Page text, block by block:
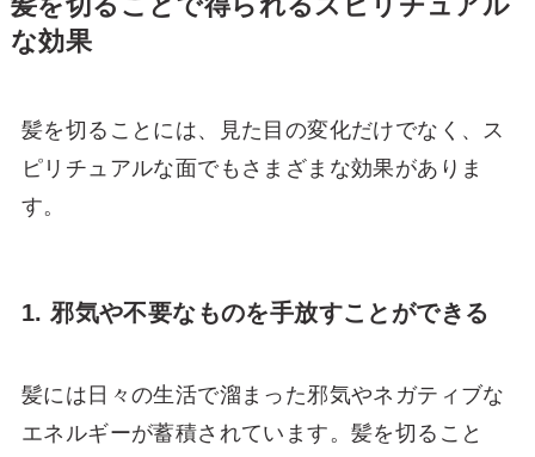
髪を切ることで得られるスピリチュアル
な効果
髪を切ることには、見た目の変化だけでなく、ス
ピリチュアルな面でもさまざまな効果がありま
す。
1. 邪気や不要なものを手放すことができる
髪には日々の生活で溜まった邪気やネガティブな
エネルギーが蓄積されています。髪を切ること